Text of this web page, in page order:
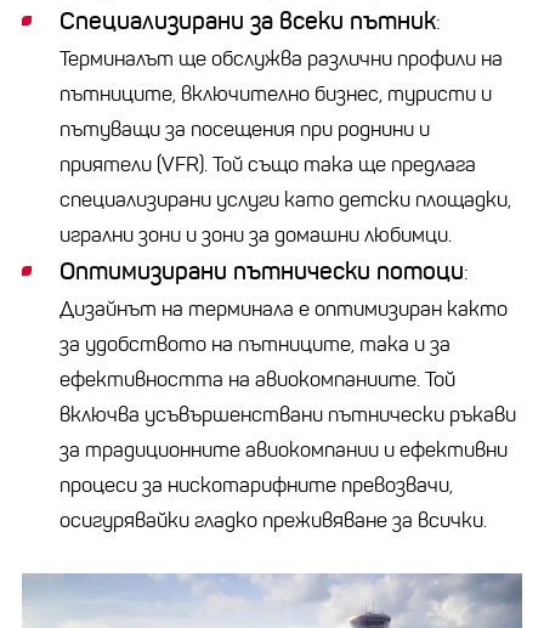
Специализирани за всеки пътник:
Терминалът ще обслужва различни профили на
пътниците, включително бизнес, туристи и
пътуващи за посещения при роднини и
приятели (VFR). Той също така ще предлага
специализирани услуги като детски площадки,
игрални зони и зони за домашни любимци.
Оптимизирани пътнически потоци:
Дизайнът на терминала е оптимизиран както
за удобството на пътниците, така и за
ефективността на авиокомпаниите. Той
включва усъвършенствани пътнически ръкави
за традиционните авиокомпании и ефективни
процеси за нискотарифните превозвачи,
осигурявайки гладко преживяване за всички.